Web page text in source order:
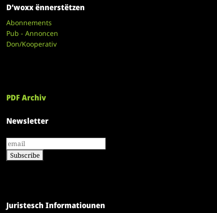
D’woxx ënnerstëtzen
Abonnements
Pub - Annoncen
Don/Kooperativ
PDF Archiv
Newsletter
Juristesch Informatiounen